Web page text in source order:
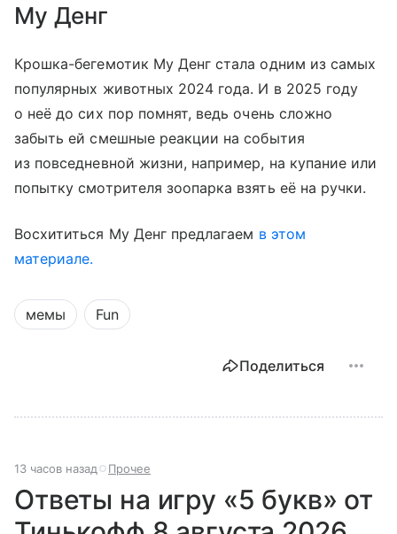
Му Денг
Крошка-бегемотик Му Денг стала одним из самых
популярных животных 2024 года. И в 2025 году
о неё до сих пор помнят, ведь очень сложно
забыть ей смешные реакции на события
из повседневной жизни, например, на купание или
попытку смотрителя зоопарка взять её на ручки.
Восхититься Му Денг предлагаем в этом
материале.
мемы Fun
Поделиться
13 часов назад Прочее
Ответы на игру «5 букв» от